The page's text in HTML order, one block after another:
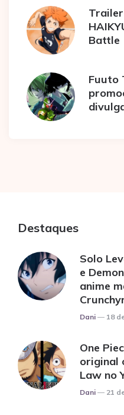
Battle
Fuuto
Destaques
Solo
e
anime
Posted
Dani 18
One
original
Law no
Posted
Dani 21